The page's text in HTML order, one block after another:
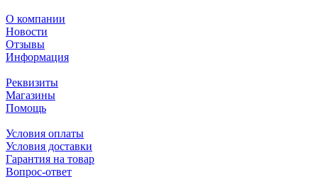
О компании
Новости
Отзывы
Информация
Реквизиты
Магазины
Помощь
Условия оплаты
Условия доставки
Гарантия на товар
Вопрос-ответ